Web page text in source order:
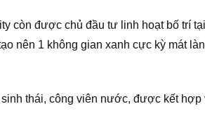
còn được chủ đầu tư linh hoạt bố trí
nên 1 không gian xanh cực kỳ mát
thái, công viên nước, được kết hợp